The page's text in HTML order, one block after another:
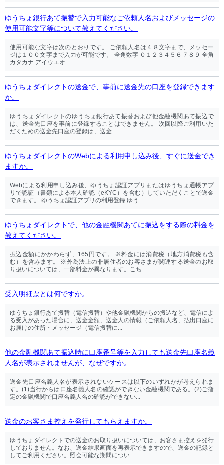
ゆうちょ銀行あて振替で入力可能なご依頼人名およびメッセージの
使用可能文字等について教えてください。
使用可能な文字は次のとおりです。 ご依頼人名は４８文字まで、メッセー
ジは１００文字まで入力が可能です。 全角数字 ０１２３４５６７８９ 全角
カタカナ アイウエオ...
ゆうちょダイレクトの送金で、事前に送金先の口座を登録できます
か。
ゆうちょダイレクトのゆうちょ銀行あて振替および他金融機関あて振込で
は、送金先口座を事前に登録することはできません。 次回以降ご利用いた
だくための送金先口座の登録は、送金...
ゆうちょダイレクトのWebによる利用申し込み後、すぐに送金でき
ますか。
Webによる利用申し込み後、ゆうちょ認証アプリまたはゆうちょ通帳アプ
リで認証（書類による本人確認（eKYC）を含む）していただくことで送金
できます。 ゆうちょ認証アプリの利用登録 ゆう...
ゆうちょダイレクトで、他の金融機関あてに振込をする際の料金を
教えてください。
振込金額にかかわらず、165円です。 ※料金には消費税（地方消費税も含
む）を含みます。 ※外為法上の非居住者のお客さまが関連する送金のお取
り扱いについては、一部料金が異なります。こち...
受入明細票とは何ですか。
ゆうちょ銀行あて振替（電信振替）や他金融機関からの振込など、電信によ
る受入があった場合に、送金金額、送金人の情報（ご依頼人名、払出口座に
お届けの住所・メッセージ（電信振替に...
他の金融機関あて振込時に口座番号等を入力しても送金先口座名義
人名が表示されませんが、なぜですか。
送金先口座名義人名が表示されないケースは以下のいずれかが考えられま
す。(1)当行からは口座名義人名の確認ができない金融機関である。(2)ご指
定の金融機関で口座名義人名の確認ができない...
送金のお客さま控えを発行してもらえますか。
ゆうちょダイレクトでの送金のお取り扱いについては、お客さま控えを発行
しておりません。なお、送金結果画面を再表示できますので、送金の記録と
してご利用ください。照会可能な期間につい...